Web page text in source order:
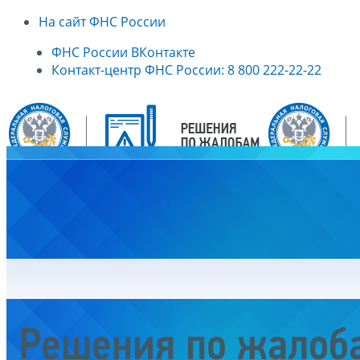
На сайт ФНС России
ФНС России ВКонтакте
Контакт-центр ФНС России: 8 800 222-22-22
Решения по